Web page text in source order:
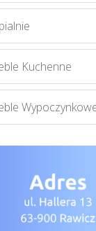
Kuchenne